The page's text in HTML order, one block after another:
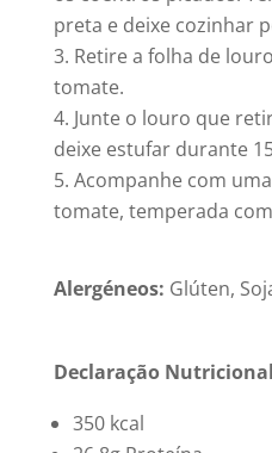
preta e deixe cozinhar
Retire a folha de
tomate.
Junte o louro que
deixe estufar durante
Acompanhe com
tomate, temperada
Alergéneos: Glúten,
Declaração
350 kcal